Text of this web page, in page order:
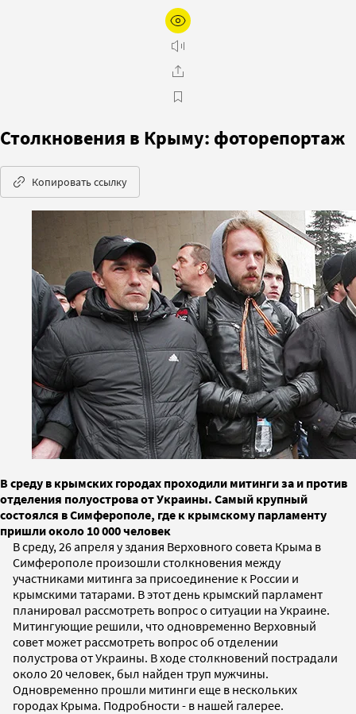
Столкновения в Крыму: фоторепортаж
Копировать ссылку
В среду в крымских городах проходили митинги за и против
отделения полуострова от Украины. Самый крупный
состоялся в Симферополе, где к крымскому парламенту
пришли около 10 000 человек
В среду, 26 апреля у здания Верховного совета Крыма в
Симферополе произошли столкновения между
участниками митинга за присоединение к России и
крымскими татарами. В этот день крымский парламент
планировал рассмотреть вопрос о ситуации на Украине.
Митингующие решили, что одновременно Верховный
совет может рассмотреть вопрос об отделении
полустрова от Украины. В ходе столкновений пострадали
около 20 человек, был найден труп мужчины.
Одновременно прошли митинги еще в нескольких
городах Крыма. Подробности - в нашей галерее.